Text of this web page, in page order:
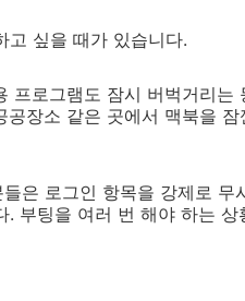
고 싶을 때가 있습니다.
프로그램도 잠시 버벅거리는
장소 같은 곳에서 맥북을
은 로그인 항목을 강제로 무
부팅을 여러 번 해야 하는 상